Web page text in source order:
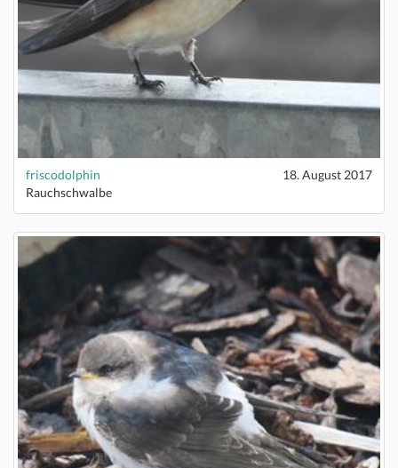
friscodolphin
18. August 2017
Rauchschwalbe